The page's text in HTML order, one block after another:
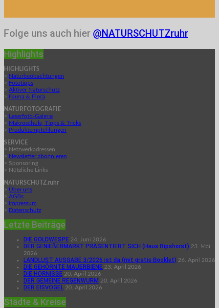
Folge uns auch hier @NATURSCHUTZruhr
Highlights
HIGHLIGHTS
> Naturbeobachtungen
> Fototipps
> Aktiver Naturschutz
> Fauna & Flora
NATURFOTOGRAFIE
> Leserfoto-Galerie
> Makroschule, Tipps & Tricks
> Produktempfehlungen
SERVICE
> Netzwerkadressen
> Newsletter abonnieren
> Sponsoring
> Nützliche Links
NATURSCHUTZ.ruhr
> Über uns
> AGBs
> Impressum
> Datenschutz
Letzte Beiträge
DIE GOLDWESPE 24. Juni 2026
DER GENIEßERMARKT PRÄSENTIERT SICH (Haus Ripshorst) 23. Mai
2026
LANDLUST AUSGABE 3/2026 ist da (mit gratis Booklet) 26. April 2026
DIE GEHÖRNTE MAUERBIENE 23. April 2026
DIE HORNISSE 20. April 2026
DER GEMEINE REGENWURM 20. April 2026
DER EISVOGEL 20. April 2026
Städte & Kreise